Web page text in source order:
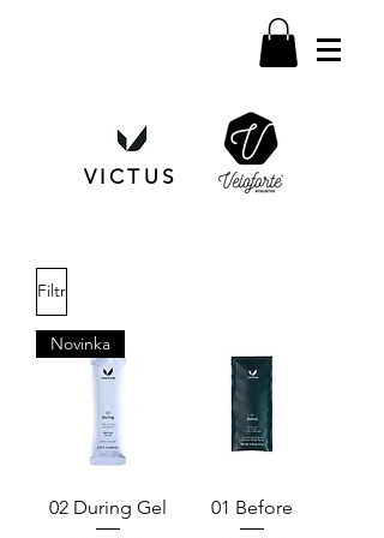
VICTUS
Filtr
Novinka
02 During Gel
01 Before